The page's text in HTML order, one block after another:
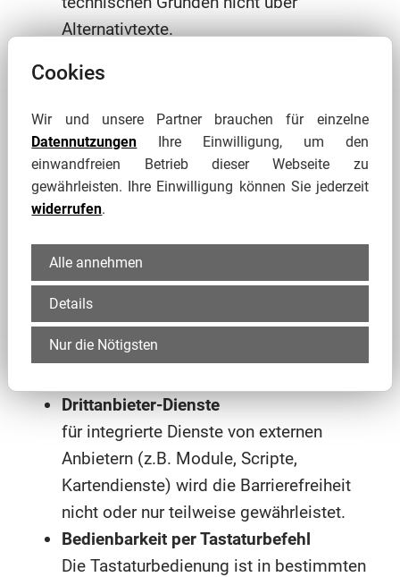
Alternativtexte.
Elemente wie Bildergalerien, Akkordeon-
Reiter, Slide-Funktionen oder rein
dekorative Gestaltungselemente sind nur
teilweise barrierefrei nutzbar.
PDF- und sonstige Dokumente
Dokumente (z.B. PDF), welche über die
Webseite bereitgestellt bzw. erstellt
werden, sind nicht barrierefrei. Sie sind u.
a. nicht in gut lesbarer Standardschrift
verfügbar, nicht mit Lesezeichen oder
ggf. auch nicht mit Alternativtexten für
Drittanbieter-Dienste
für integrierte Dienste von externen
Anbietern (z.B. Module, Scripte,
Kartendienste) wird die Barrierefreiheit
nicht oder nur teilweise gewährleistet.
Bedienbarkeit per Tastaturbefehl
Die Tastaturbedienung ist in bestimmten
Cookies
Wir und unsere Partner brauchen für einzelne
Datennutzungen Ihre Einwilligung, um den
einwandfreien Betrieb dieser Webseite zu
gewährleisten. Ihre Einwilligung können Sie jederzeit
widerrufen.
Alle annehmen
Details
Nur die Nötigsten